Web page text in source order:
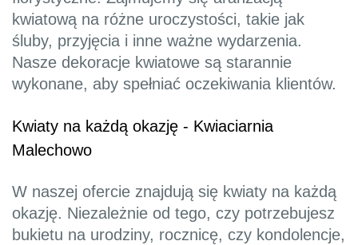
kwiatową na różne uroczystości, takie jak
śluby, przyjęcia i inne ważne wydarzenia.
Nasze dekoracje kwiatowe są starannie
wykonane, aby spełniać oczekiwania klientów.
Kwiaty na każdą okazję - Kwiaciarnia
Malechowo
W naszej ofercie znajdują się kwiaty na każdą
okazję. Niezależnie od tego, czy potrzebujesz
bukietu na urodziny, rocznicę, czy kondolencje,